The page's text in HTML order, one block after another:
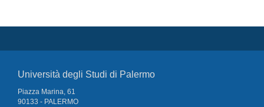
Università degli Studi di Palermo
Piazza Marina, 61
90133 - PALERMO